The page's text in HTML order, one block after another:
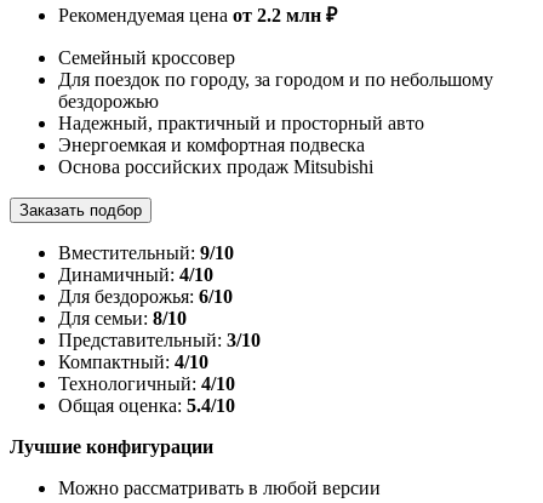
Рекомендуемая цена от 2.2 млн ₽
Семейный кроссовер
Для поездок по городу, за городом и по небольшому
бездорожью
Надежный, практичный и просторный авто
Энергоемкая и комфортная подвеска
Основа российских продаж Mitsubishi
Заказать подбор
Вместительный: 9/10
Динамичный: 4/10
Для бездорожья: 6/10
Для семьи: 8/10
Представительный: 3/10
Компактный: 4/10
Технологичный: 4/10
Общая оценка: 5.4/10
Лучшие конфигурации
Можно рассматривать в любой версии